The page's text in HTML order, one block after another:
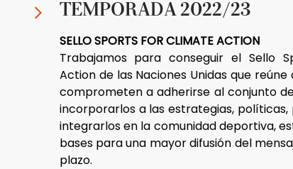
TEMPORADA 2022/23
SELLO SPORTS FOR CLIMATE ACTION
Trabajamos para conseguir el Sello
Action de las Naciones Unidas que
comprometen a adherirse al conjunto
incorporarlos a las estrategias,
integrarlos en la comunidad deportiva,
bases para una mayor difusión del
plazo.